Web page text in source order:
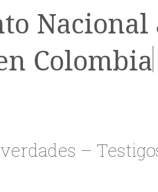
Colombia
–